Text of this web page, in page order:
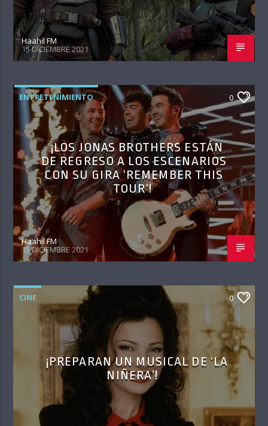
Haahil FM
15 DICIEMBRE 2021
ENTRETENIMIENTO 0
¡LOS JONAS BROTHERS ESTÁN
DE REGRESO A LOS ESCENARIOS
CON SU GIRA ‘REMEMBER THIS
TOUR’!
Haahil FM
15 DICIEMBRE 2021
CINE 0
¡PREPARAN UN MUSICAL DE ‘LA
NIÑERA’!